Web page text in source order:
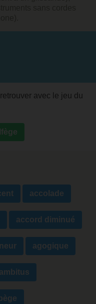
avec le jeu du
accolade
accord diminué
agogique
ambitus